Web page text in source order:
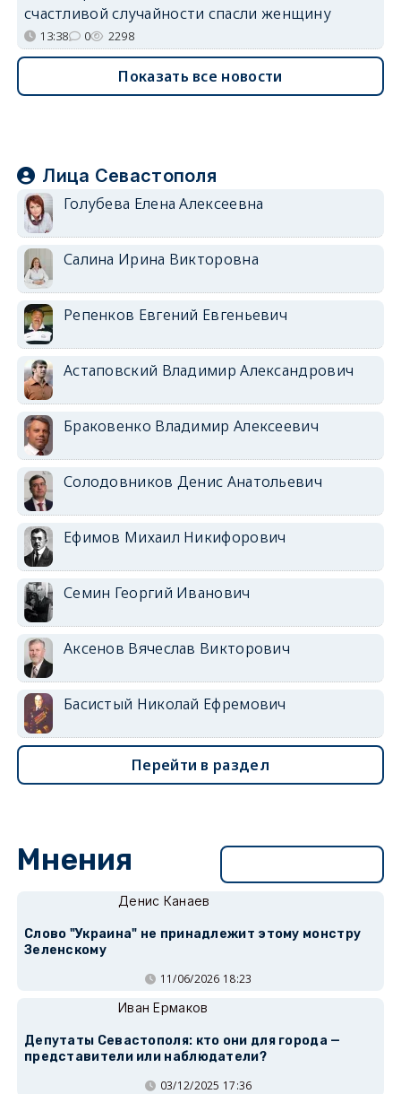
счастливой случайности спасли женщину
13:38 0 2298
Показать все новости
Лица Севастополя
Голубева Елена Алексеевна
Салина Ирина Викторовна
Репенков Евгений Евгеньевич
Астаповский Владимир Александрович
Браковенко Владимир Алексеевич
Солодовников Денис Анатольевич
Ефимов Михаил Никифорович
Семин Георгий Иванович
Аксенов Вячеслав Викторович
Басистый Николай Ефремович
Перейти в раздел
Мнения
Денис Канаев
Слово "Украина" не принадлежит этому монстру
Зеленскому
11/06/2026 18:23
Иван Ермаков
Депутаты Севастополя: кто они для города —
представители или наблюдатели?
03/12/2025 17:36